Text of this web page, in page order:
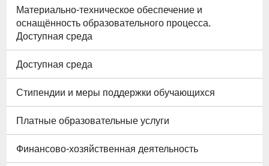
Материально-техническое обеспечение и
оснащённость образовательного процесса.
Доступная среда
Доступная среда
Стипендии и меры поддержки обучающихся
Платные образовательные услуги
Финансово-хозяйственная деятельность